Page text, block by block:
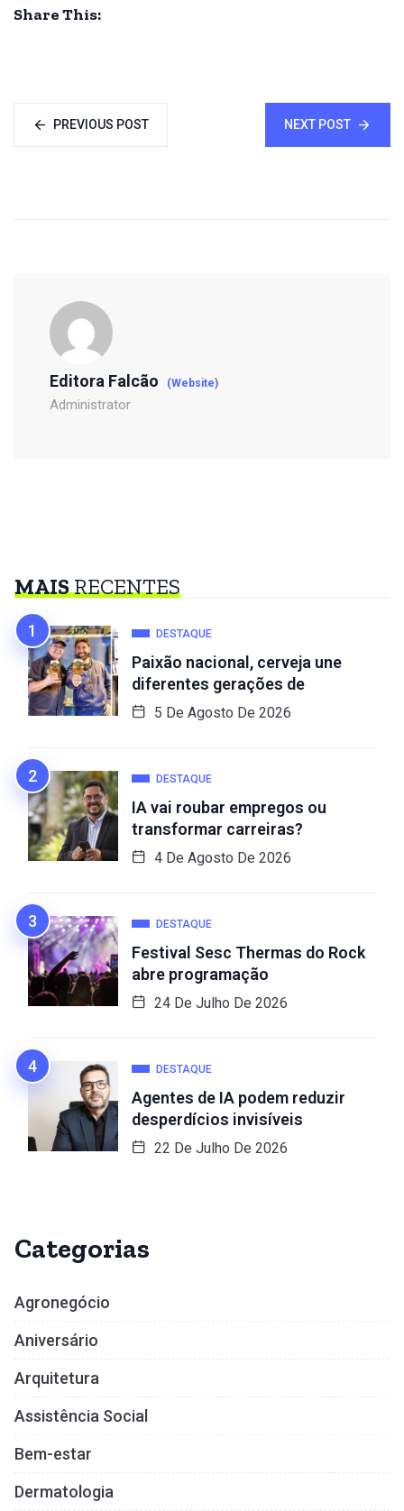
Share This:
PREVIOUS POST NEXT POST
Editora Falcão (Website)
Administrator
MAISRECENTES
DESTAQUE
Paixão nacional, cerveja une
diferentes gerações de
5 De Agosto De 2026
DESTAQUE
IA vai roubar empregos ou
transformar carreiras?
4 De Agosto De 2026
DESTAQUE
Festival Sesc Thermas do Rock
abre programação
24 De Julho De 2026
DESTAQUE
Agentes de IA podem reduzir
desperdícios invisíveis
22 De Julho De 2026
Categorias
Agronegócio
Aniversário
Arquitetura
Assistência Social
Bem-estar
Dermatologia